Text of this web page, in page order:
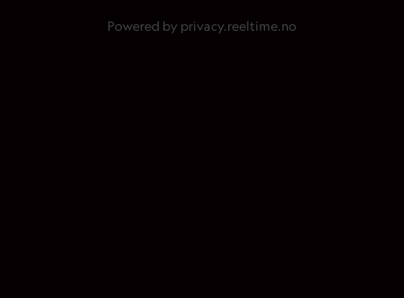
Powered by privacy.reeltime.no